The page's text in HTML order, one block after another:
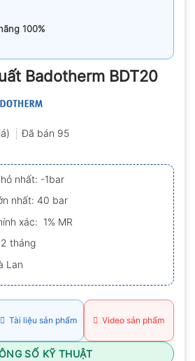
100%
Badotherm BDT20
Đã bán 95
nhất: -1bar
nhất: 40 bar
xác: 1% MR
tháng
Lan
Tài liệu sản phẩm Video sản phẩm
SỐ KỸ THUẬT